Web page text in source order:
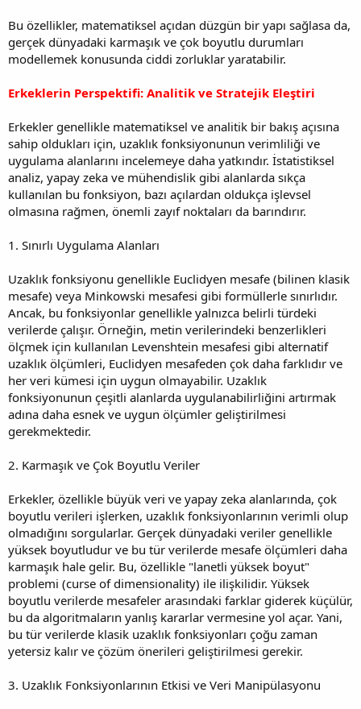
Bu özellikler, matematiksel açıdan düzgün bir yapı sağlasa da,
gerçek dünyadaki karmaşık ve çok boyutlu durumları
modellemek konusunda ciddi zorluklar yaratabilir.
Erkeklerin Perspektifi: Analitik ve Stratejik Eleştiri
Erkekler genellikle matematiksel ve analitik bir bakış açısına
sahip oldukları için, uzaklık fonksiyonunun verimliliği ve
uygulama alanlarını incelemeye daha yatkındır. İstatistiksel
analiz, yapay zeka ve mühendislik gibi alanlarda sıkça
kullanılan bu fonksiyon, bazı açılardan oldukça işlevsel
olmasına rağmen, önemli zayıf noktaları da barındırır.
1. Sınırlı Uygulama Alanları
Uzaklık fonksiyonu genellikle Euclidyen mesafe (bilinen klasik
mesafe) veya Minkowski mesafesi gibi formüllerle sınırlıdır.
Ancak, bu fonksiyonlar genellikle yalnızca belirli türdeki
verilerde çalışır. Örneğin, metin verilerindeki benzerlikleri
ölçmek için kullanılan Levenshtein mesafesi gibi alternatif
uzaklık ölçümleri, Euclidyen mesafeden çok daha farklıdır ve
her veri kümesi için uygun olmayabilir. Uzaklık
fonksiyonunun çeşitli alanlarda uygulanabilirliğini artırmak
adına daha esnek ve uygun ölçümler geliştirilmesi
gerekmektedir.
2. Karmaşık ve Çok Boyutlu Veriler
Erkekler, özellikle büyük veri ve yapay zeka alanlarında, çok
boyutlu verileri işlerken, uzaklık fonksiyonlarının verimli olup
olmadığını sorgularlar. Gerçek dünyadaki veriler genellikle
yüksek boyutludur ve bu tür verilerde mesafe ölçümleri daha
karmaşık hale gelir. Bu, özellikle "lanetli yüksek boyut"
problemi (curse of dimensionality) ile ilişkilidir. Yüksek
boyutlu verilerde mesafeler arasındaki farklar giderek küçülür,
bu da algoritmaların yanlış kararlar vermesine yol açar. Yani,
bu tür verilerde klasik uzaklık fonksiyonları çoğu zaman
yetersiz kalır ve çözüm önerileri geliştirilmesi gerekir.
3. Uzaklık Fonksiyonlarının Etkisi ve Veri Manipülasyonu